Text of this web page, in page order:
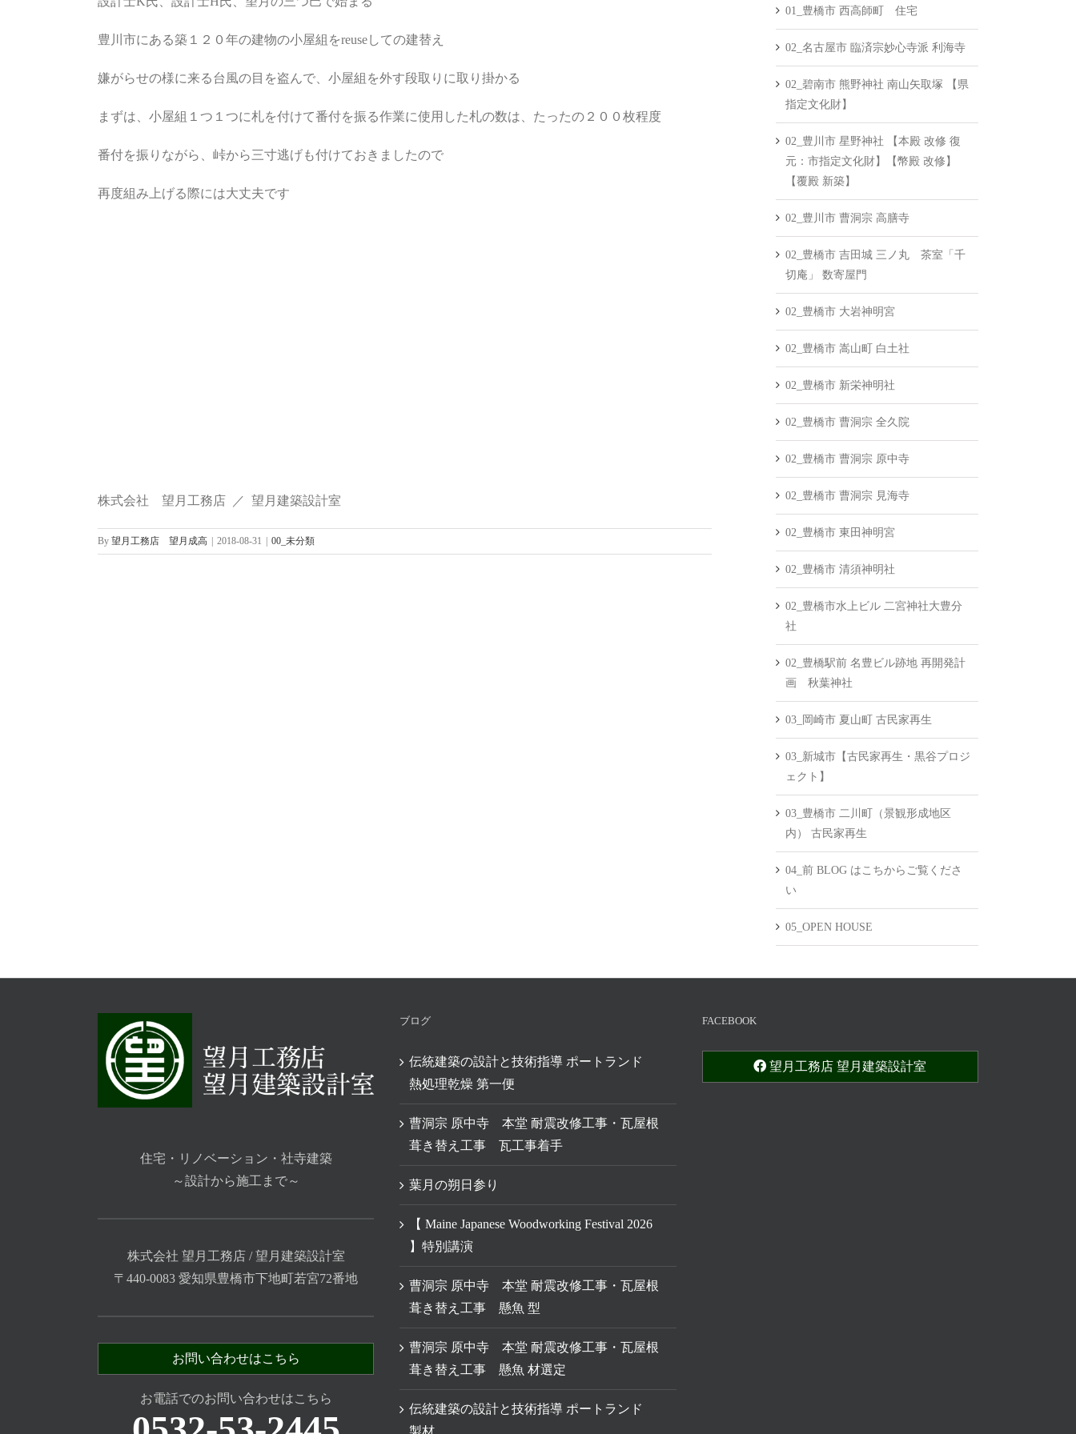
豊川市にある築１２０年の建物の小屋組をreuseしての建替え
嫌がらせの様に来る台風の目を盗んで、小屋組を外す段取りに取り掛かる
まずは、小屋組１つ１つに札を付けて番付を振る作業に使用した札の数は、たったの２００枚程度
番付を振りながら、峠から三寸逃げも付けておきましたので
再度組み上げる際には大丈夫です
株式会社 望月工務店 ／ 望月建築設計室
By 望月工務店 望月成高 | 2018-08-31 | 00_未分類
01_豊橋市 西高師町 住宅
02_名古屋市 臨済宗妙心寺派 利海寺
02_碧南市 熊野神社 南山矢取塚 【県
指定文化財】
02_豊川市 星野神社 【本殿 改修 復
元：市指定文化財】【幣殿 改修】
【覆殿 新築】
02_豊川市 曹洞宗 高膳寺
02_豊橋市 吉田城 三ノ丸 茶室「千
切庵」 数寄屋門
02_豊橋市 大岩神明宮
02_豊橋市 嵩山町 白土社
02_豊橋市 新栄神明社
02_豊橋市 曹洞宗 全久院
02_豊橋市 曹洞宗 原中寺
02_豊橋市 曹洞宗 見海寺
02_豊橋市 東田神明宮
02_豊橋市 清須神明社
02_豊橋市水上ビル 二宮神社大豊分
社
02_豊橋駅前 名豊ビル跡地 再開発計
画 秋葉神社
03_岡崎市 夏山町 古民家再生
03_新城市【古民家再生・黒谷プロジ
ェクト】
03_豊橋市 二川町（景観形成地区
内） 古民家再生
04_前 BLOG はこちからご覧くださ
い
05_OPEN HOUSE
住宅・リノベーション・社寺建築
～設計から施工まで～
株式会社 望月工務店 / 望月建築設計室
〒440-0083 愛知県豊橋市下地町若宮72番地
お問い合わせはこちら
お電話でのお問い合わせはこちら
ブログ
伝統建築の設計と技術指導 ポートランド
熱処理乾燥 第一便
曹洞宗 原中寺 本堂 耐震改修工事・瓦屋根
葺き替え工事 瓦工事着手
葉月の朔日参り
【 Maine Japanese Woodworking Festival 2026
】特別講演
曹洞宗 原中寺 本堂 耐震改修工事・瓦屋根
葺き替え工事 懸魚 型
曹洞宗 原中寺 本堂 耐震改修工事・瓦屋根
葺き替え工事 懸魚 材選定
伝統建築の設計と技術指導 ポートランド
製材
FACEBOOK
望月工務店 望月建築設計室